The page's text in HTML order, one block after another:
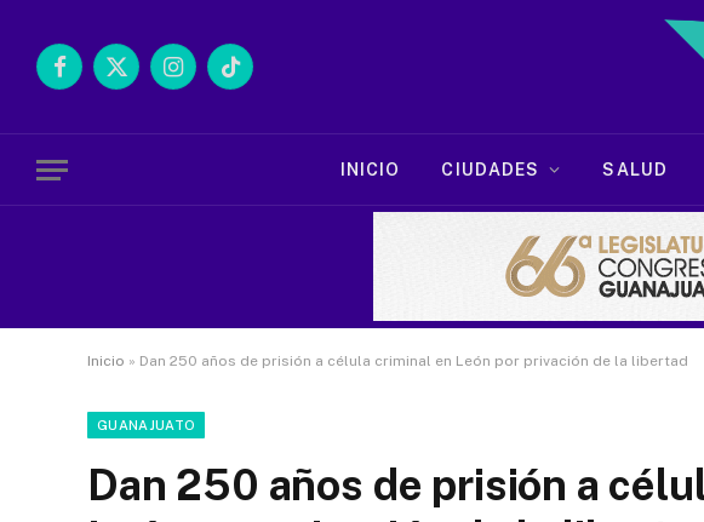
Facebook
X
InstagramTikTok
INICIO CIUDADES SALUD
Inicio » Dan 250 años de prisión a célula criminal en León por privación de la libertad
GUANAJUATO
Dan 250 años de prisión a